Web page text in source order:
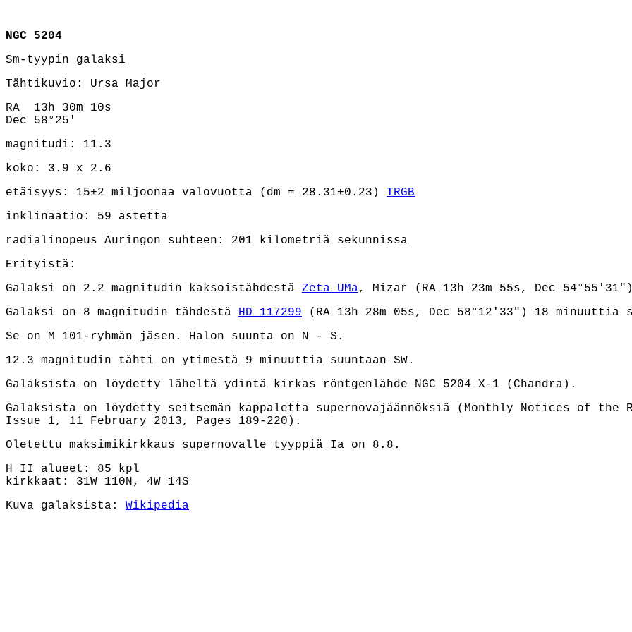
NGC 5204
Sm-tyypin galaksi
Tähtikuvio: Ursa Major
RA 13h 30m 10s
Dec 58°25'
magnitudi: 11.3
koko: 3.9 x 2.6
etäisyys: 15±2 miljoonaa valovuotta (dm = 28.31±0.23) TRGB
inklinaatio: 59 astetta
radialinopeus Auringon suhteen: 201 kilometriä sekunnissa
Erityistä:
Galaksi on 2.2 magnitudin kaksoistähdestä Zeta UMa, Mizar (RA 13h 23m 55s, Dec
Galaksi on 8 magnitudin tähdestä HD 117299 (RA 13h 28m 05s, Dec 58°12'33") 18 minuuttia
Se on M 101-ryhmän jäsen. Halon suunta on N - S.
12.3 magnitudin tähti on ytimestä 9 minuuttia suuntaan SW.
Galaksista on löydetty läheltä ydintä kirkas röntgenlähde NGC 5204 X-1 (Chandra).
Galaksista on löydetty seitsemän kappaletta supernovajäännöksiä (Monthly Notices of the
Issue 1, 11 February 2013, Pages 189-220).
Oletettu maksimikirkkaus supernovalle tyyppiä Ia on 8.8.
H II alueet: 85 kpl
kirkkaat: 31W 110N, 4W 14S
Kuva galaksista: Wikipedia